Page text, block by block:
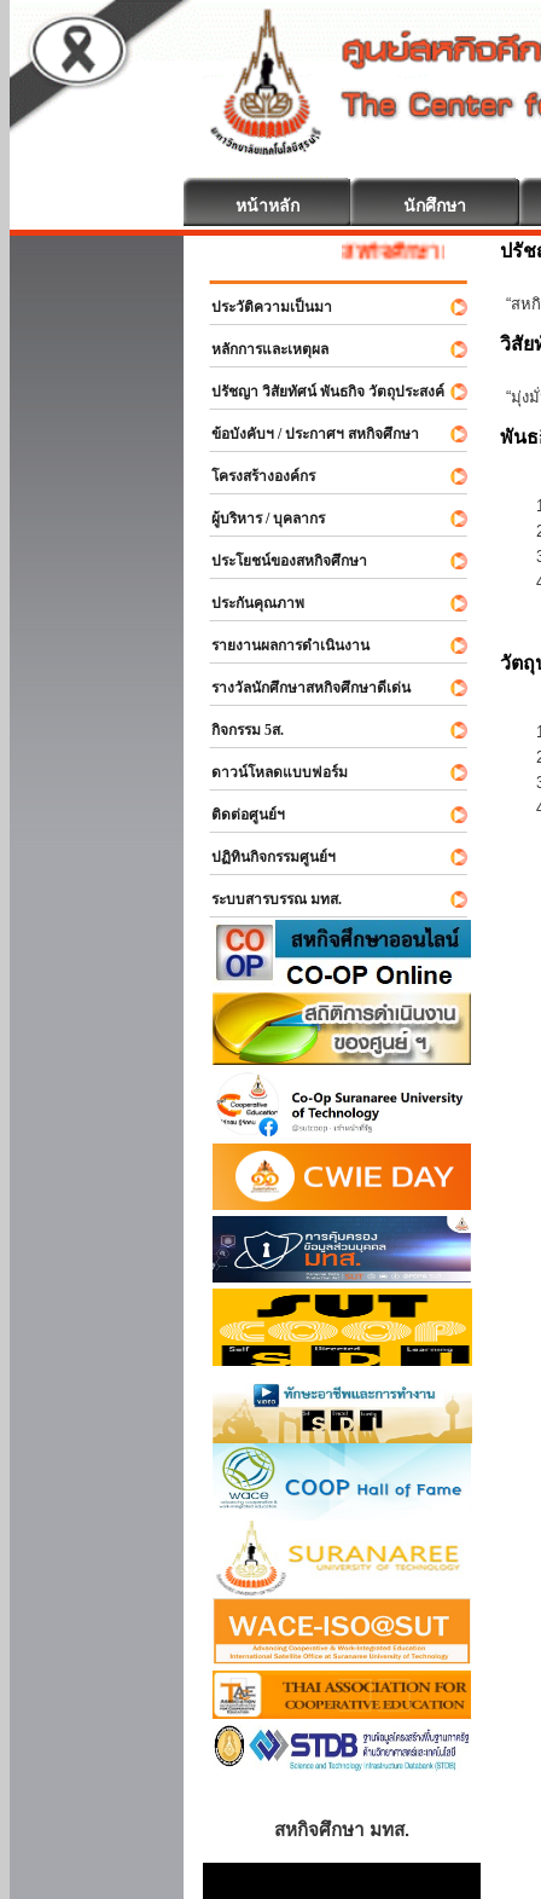
หน้าหลัก นักศึกษา
สหกิจศึกษา ยินดีต้อนรับ
ประวัติความเป็นมา
หลักการและเหตุผล
ปรัชญา วิสัยทัศน์ พันธกิจ วัตถุประสงค์
ข้อบังคับฯ / ประกาศฯ สหกิจศึกษา
โครงสร้างองค์กร
ผู้บริหาร / บุคลากร
ประโยชน์ของสหกิจศึกษา
ประกันคุณภาพ
รายงานผลการดำเนินงาน
รางวัลนักศึกษาสหกิจศึกษาดีเด่น
กิจกรรม 5ส.
ดาวน์โหลดแบบฟอร์ม
ติดต่อศูนย์ฯ
ปฏิทินกิจกรรมศูนย์ฯ
ระบบสารบรรณ มทส.
สหกิจศึกษา มทส.
ปรั
“สห
วิสัย
“มุ่ง
พัน
วัตถุ